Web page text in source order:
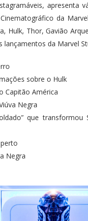
apresenta
da
Hulk, Thor, Gavião
da Marvel
sobre o Hulk
Capitão América
Negra
que
Negra